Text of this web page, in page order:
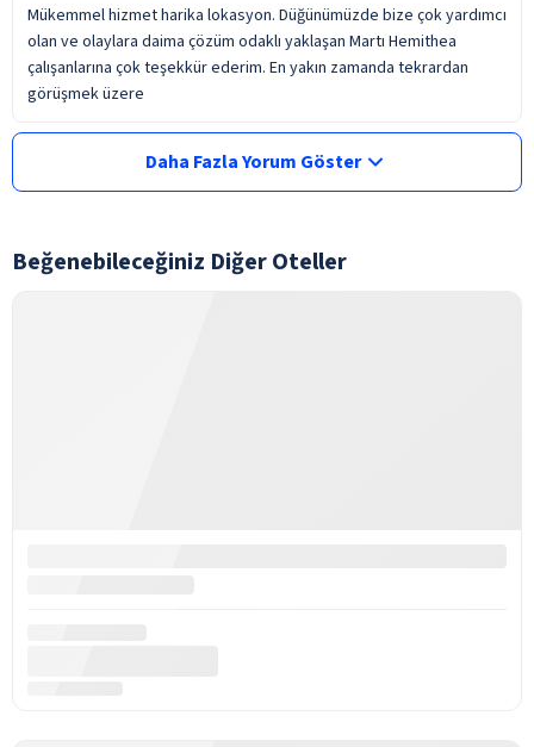
Mükemmel hizmet harika lokasyon. Düğünümüzde bize çok yardımcı
olan ve olaylara daima çözüm odaklı yaklaşan Martı Hemithea
çalışanlarına çok teşekkür ederim. En yakın zamanda tekrardan
görüşmek üzere
Daha Fazla Yorum Göster
Beğenebileceğiniz Diğer Oteller